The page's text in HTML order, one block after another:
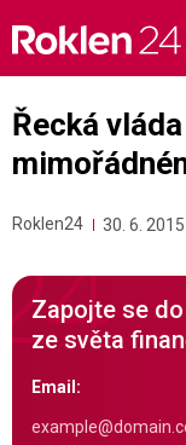
content
Řecká
Roklen24 30. 6. 2015
Zapojte se
ze světa
Email: